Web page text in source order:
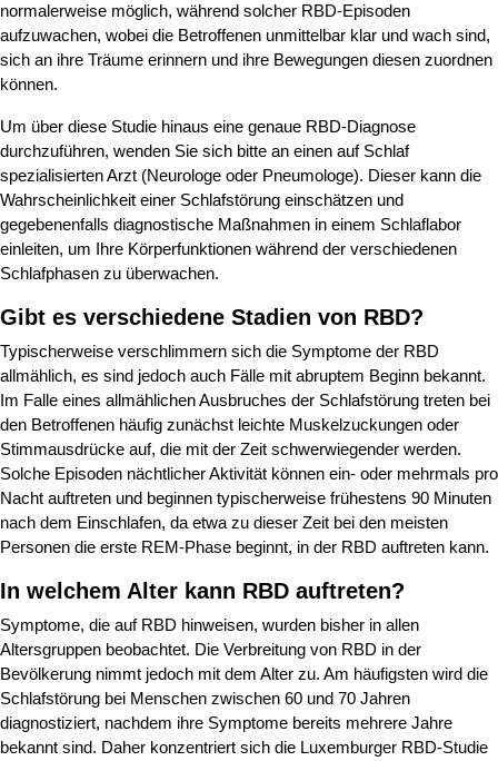
normalerweise möglich, während solcher RBD-Episoden
aufzuwachen, wobei die Betroffenen unmittelbar klar und wach sind,
sich an ihre Träume erinnern und ihre Bewegungen diesen zuordnen
können.
Um über diese Studie hinaus eine genaue RBD-Diagnose
durchzuführen, wenden Sie sich bitte an einen auf Schlaf
spezialisierten Arzt (Neurologe oder Pneumologe). Dieser kann die
Wahrscheinlichkeit einer Schlafstörung einschätzen und
gegebenenfalls diagnostische Maßnahmen in einem Schlaflabor
einleiten, um Ihre Körperfunktionen während der verschiedenen
Schlafphasen zu überwachen.
Gibt es verschiedene Stadien von RBD?
Typischerweise verschlimmern sich die Symptome der RBD
allmählich, es sind jedoch auch Fälle mit abruptem Beginn bekannt.
Im Falle eines allmählichen Ausbruches der Schlafstörung treten bei
den Betroffenen häufig zunächst leichte Muskelzuckungen oder
Stimmausdrücke auf, die mit der Zeit schwerwiegender werden.
Solche Episoden nächtlicher Aktivität können ein- oder mehrmals pro
Nacht auftreten und beginnen typischerweise frühestens 90 Minuten
nach dem Einschlafen, da etwa zu dieser Zeit bei den meisten
Personen die erste REM-Phase beginnt, in der RBD auftreten kann.
In welchem Alter kann RBD auftreten?
Symptome, die auf RBD hinweisen, wurden bisher in allen
Altersgruppen beobachtet. Die Verbreitung von RBD in der
Bevölkerung nimmt jedoch mit dem Alter zu. Am häufigsten wird die
Schlafstörung bei Menschen zwischen 60 und 70 Jahren
diagnostiziert, nachdem ihre Symptome bereits mehrere Jahre
bekannt sind. Daher konzentriert sich die Luxemburger RBD-Studie